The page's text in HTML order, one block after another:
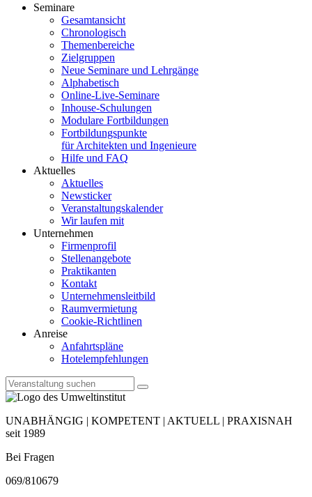
Seminare
Gesamtansicht
Chronologisch
Themenbereiche
Zielgruppen
Neue Seminare und Lehrgänge
Alphabetisch
Online-Live-Seminare
Inhouse-Schulungen
Modulare Fortbildungen
Fortbildungspunkte
für Architekten und Ingenieure
Hilfe und FAQ
Aktuelles
Aktuelles
Newsticker
Veranstaltungskalender
Wir laufen mit
Unternehmen
Firmenprofil
Stellenangebote
Praktikanten
Kontakt
Unternehmensleitbild
Raumvermietung
Cookie-Richtlinen
Anreise
Anfahrtspläne
Hotelempfehlungen
UNABHÄNGIG | KOMPETENT | AKTUELL | PRAXISNAH
seit 1989
Bei Fragen
069/810679